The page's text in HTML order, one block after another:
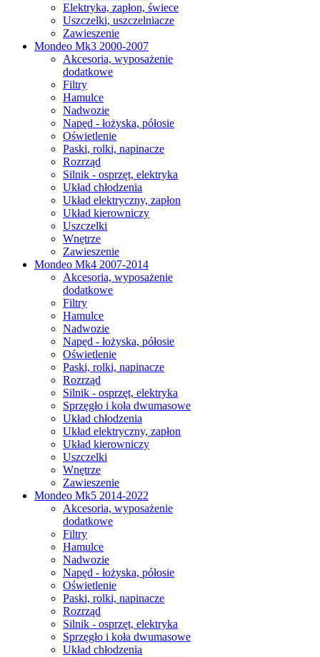
Elektryka, zapłon, świece
Uszczelki, uszczelniacze
Zawieszenie
Mondeo Mk3 2000-2007
Akcesoria, wyposażenie
dodatkowe
Filtry
Hamulce
Nadwozie
Napęd - łożyska, półosie
Oświetlenie
Paski, rolki, napinacze
Rozrząd
Silnik - osprzęt, elektryka
Układ chłodzenia
Układ elektryczny, zapłon
Układ kierowniczy
Uszczelki
Wnętrze
Zawieszenie
Mondeo Mk4 2007-2014
Akcesoria, wyposażenie
dodatkowe
Filtry
Hamulce
Nadwozie
Napęd - łożyska, półosie
Oświetlenie
Paski, rolki, napinacze
Rozrząd
Silnik - osprzęt, elektryka
Sprzęgło i koła dwumasowe
Układ chłodzenia
Układ elektryczny, zapłon
Układ kierowniczy
Uszczelki
Wnętrze
Zawieszenie
Mondeo Mk5 2014-2022
Akcesoria, wyposażenie
dodatkowe
Filtry
Hamulce
Nadwozie
Napęd - łożyska, półosie
Oświetlenie
Paski, rolki, napinacze
Rozrząd
Silnik - osprzęt, elektryka
Sprzęgło i koła dwumasowe
Układ chłodzenia